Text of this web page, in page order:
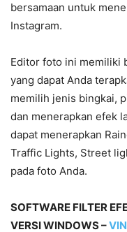
bersamaan untuk
Instagram.
Editor foto ini memiliki
yang dapat Anda
memilih jenis bingkai,
dan menerapkan efek
dapat menerapkan
Traffic Lights, Street
pada foto Anda.
SOFTWARE FILTER
VERSI WINDOWS –